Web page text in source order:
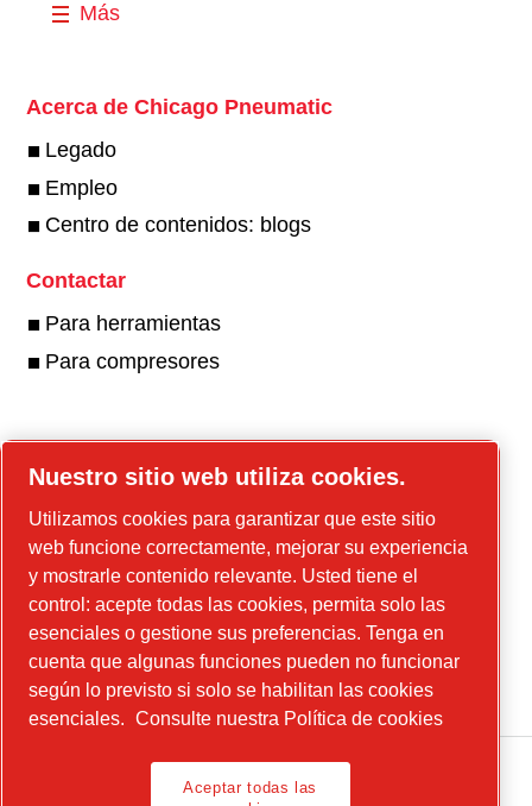
Más
Acerca de Chicago Pneumatic
Legado
Empleo
Centro de contenidos: blogs
Contactar
Para herramientas
Para compresores
Herramientas en línea
Linkedin
YouTube
Instagram
Nuestro sitio web utiliza cookies.
Utilizamos cookies para garantizar que este sitio
web funcione correctamente, mejorar su experiencia
y mostrarle contenido relevante. Usted tiene el
control: acepte todas las cookies, permita solo las
esenciales o gestione sus preferencias. Tenga en
cuenta que algunas funciones pueden no funcionar
según lo previsto si solo se habilitan las cookies
esenciales. Consulte nuestra Política de cookies
Aceptar todas las